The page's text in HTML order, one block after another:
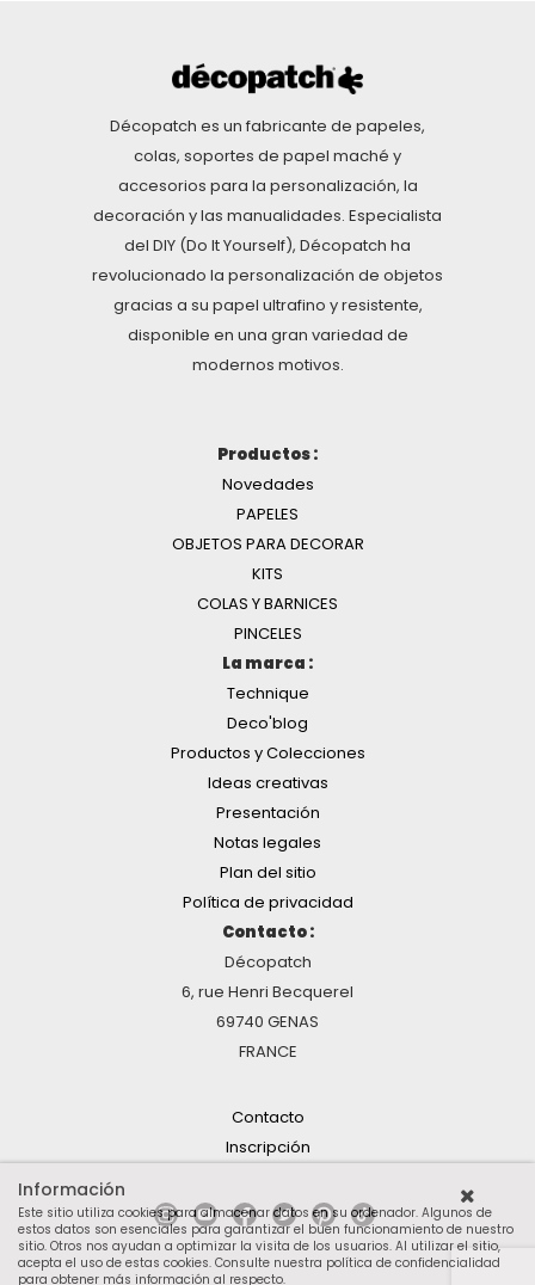
Décopatch es un fabricante de papeles,
colas, soportes de papel maché y
accesorios para la personalización, la
decoración y las manualidades. Especialista
del DIY (Do It Yourself), Décopatch ha
revolucionado la personalización de objetos
gracias a su papel ultrafino y resistente,
disponible en una gran variedad de
modernos motivos.
Productos :
Novedades
PAPELES
OBJETOS PARA DECORAR
KITS
COLAS Y BARNICES
PINCELES
La marca :
Technique
Deco'blog
Productos y Colecciones
Ideas creativas
Presentación
Notas legales
Plan del sitio
Política de privacidad
Contacto :
Décopatch
6, rue Henri Becquerel
69740 GENAS
FRANCE
Contacto
Inscripción
Información
Este sitio utiliza cookies para almacenar datos en su ordenador. Algunos de
estos datos son esenciales para garantizar el buen funcionamiento de nuestro
sitio. Otros nos ayudan a optimizar la visita de los usuarios. Al utilizar el sitio,
acepta el uso de estas cookies. Consulte nuestra política de confidencialidad
para obtener más información al respecto.